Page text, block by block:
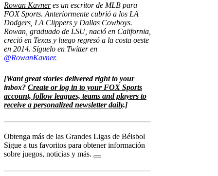
Rowan Kavneres un escritor de MLB para
FOX Sports. Anteriormente cubrió a los LA
Dodgers, LA Clippers y Dallas Cowboys.
Rowan, graduado de LSU, nació en California,
creció en Texas y luego regresó a la costa oeste
en 2014. Síguelo en Twitter en
@RowanKavner.
[Want great stories delivered right to your
inbox? Create or log in to your FOX Sports
account, follow leagues, teams and players to
receive a personalized newsletter daily.]
Obtenga más de las Grandes Ligas de Béisbol
Sigue a tus favoritos para obtener información
sobre juegos, noticias y más.